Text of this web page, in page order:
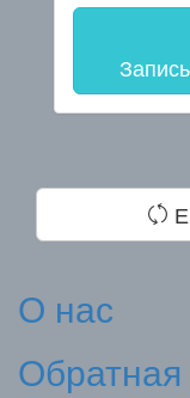
О нас
Обратная